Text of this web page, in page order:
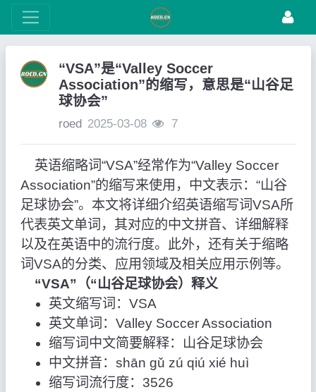
“VSA”是“Valley Soccer
Association”的缩写，意思是“山谷足
球协会”
roed 2025-03-08 7
英语缩略词“VSA”经常作为“Valley Soccer
Association”的缩写来使用，中文表示：“山谷
足球协会”。本文将详细介绍英语缩写词VSA所
代表英文单词，其对应的中文拼音、详细解释
以及在英语中的流行度。此外，还有关于缩略
词VSA的分类、应用领域及相关应用示例等。
“VSA”（“山谷足球协会）释义
英文缩写词：VSA
英文单词：Valley Soccer Association
缩写词中文简要解释：山谷足球协会
中文拼音：shān gǔ zú qiú xié huì
缩写词流行度：3526